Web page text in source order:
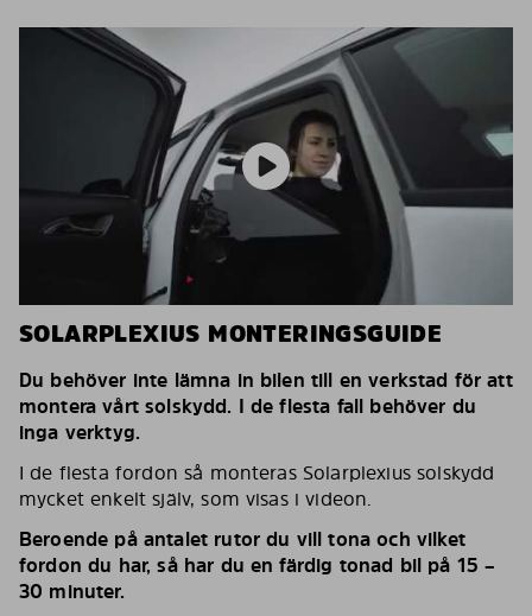
SOLARPLEXIUS MONTERINGSGUIDE
Du behöver inte lämna in bilen till en verkstad för att
montera vårt solskydd. I de flesta fall behöver du
inga verktyg.
I de flesta fordon så monteras Solarplexius solskydd
mycket enkelt själv, som visas i videon.
Beroende på antalet rutor du vill tona och vilket
fordon du har, så har du en färdig tonad bil på 15 –
30 minuter.